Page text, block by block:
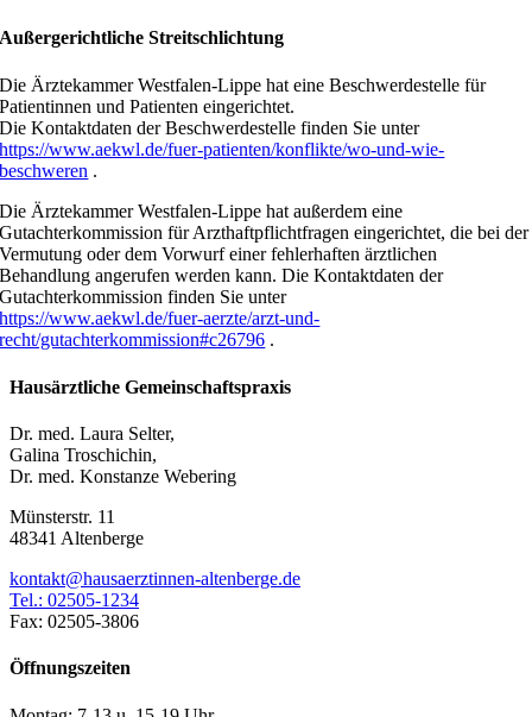
Außergerichtliche Streitschlichtung
Die Ärztekammer Westfalen-Lippe hat eine Beschwerdestelle für
Patientinnen und Patienten eingerichtet.
Die Kontaktdaten der Beschwerdestelle finden Sie unter
https://www.aekwl.de/fuer-patienten/konflikte/wo-und-wie-
beschweren .
Die Ärztekammer Westfalen-Lippe hat außerdem eine
Gutachterkommission für Arzthaftpflichtfragen eingerichtet, die bei der
Vermutung oder dem Vorwurf einer fehlerhaften ärztlichen
Behandlung angerufen werden kann. Die Kontaktdaten der
Gutachterkommission finden Sie unter
https://www.aekwl.de/fuer-aerzte/arzt-und-
recht/gutachterkommission#c26796 .
Hausärztliche Gemeinschaftspraxis
Dr. med. Laura Selter,
Galina Troschichin,
Dr. med. Konstanze Webering
Münsterstr. 11
48341 Altenberge
kontakt@hausaerztinnen-altenberge.de
Tel.: 02505-1234
Fax: 02505-3806
Öffnungszeiten